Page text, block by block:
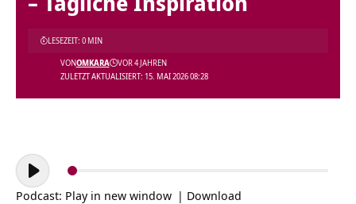
ZULETZT AKTUALISIERT: 15. MAI 2026 08:28
VONOMKARA VOR 4 JAHREN
LESEZEIT: 0 MIN
Audio-
Player
Podcast: Play in new window | Download